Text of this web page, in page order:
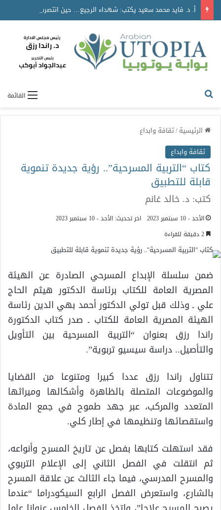
القائمة
الرئيسية/ثقافة وابداع
ثقافة وابداع
كتاب “التربية المسرحية”.. رؤية جديدة تنموية
قابلة للتطبيق
كتب: د. خالد غانم
الأحد - 10 سبتمبر 2023
اخر تحديث: الأحد - 10 سبتمبر 2023
ضمن سلسلة الإبداع المسرحي الصادرة عن الهيئة
المصرية العامة للكتاب برئاسة الدكتور هيثم الحاج
علي ـ وذلك قبل تولي الدكتور أحمد بهي الدين رئاسة
الهيئة المصرية العامة للكتاب ـ صدر كتاب الدكتورة
راندا رزق بعنوان “التربية المسرحية بين التأويل
والتأصيل.. دراسة سيسيو تربوية”.
تتناول راندا رزق عددا كبيرا ومتنوعا من القضايا
والموضوعات المتصلة بالظاهرة وأشكالها وميراثها
المتعدد والمركب، عبر جهد طموح في جمع المادة
واستقصائها وتنظيمها في إطار كلي.
فقد استهلت كتابها بفصل عن تاريخ المسرح وأنواعه،
ثم انتقلت في الفصل الثاني إلى الإعلام التربوي
والمسرح المدرسي، فيما جاء الثالث عن علاقة المسرح
بالشارع، واستعرض الفصل الرابع السيكودراما “عندما